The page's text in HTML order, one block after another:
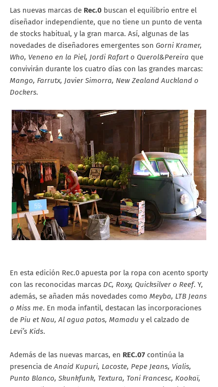
Las nuevas marcas de Rec.0 buscan el equilibrio entre el
diseñador independiente, que no tiene un punto de venta
de stocks habitual, y la gran marca. Así, algunas de las
novedades de diseñadores emergentes son Gorni Kramer,
Who, Veneno en la Piel, Jordi Rafart o Querol&Pereira que
convivirán durante los cuatro días con las grandes marcas:
Mango, Farrutx, Javier Simorra, New Zealand Auckland o
Dockers.
En esta edición Rec.0 apuesta por la ropa con acento sporty
con las reconocidas marcas DC, Roxy, Quicksilver o Reef. Y,
además, se añaden más novedades como Meyba, LTB Jeans
o Miss me. En moda infantil, destacan las incorporaciones
de Piu et Nau, Al agua patos, Mamadu y el calzado de
Levi’s Kids.
Además de las nuevas marcas, en REC.07 continúa la
presencia deAnaid Kupuri, Lacoste, Pepe Jeans, Vialis,
Punto Blanco, Skunkfunk, Textura, Toni Francesc, Kookaï,